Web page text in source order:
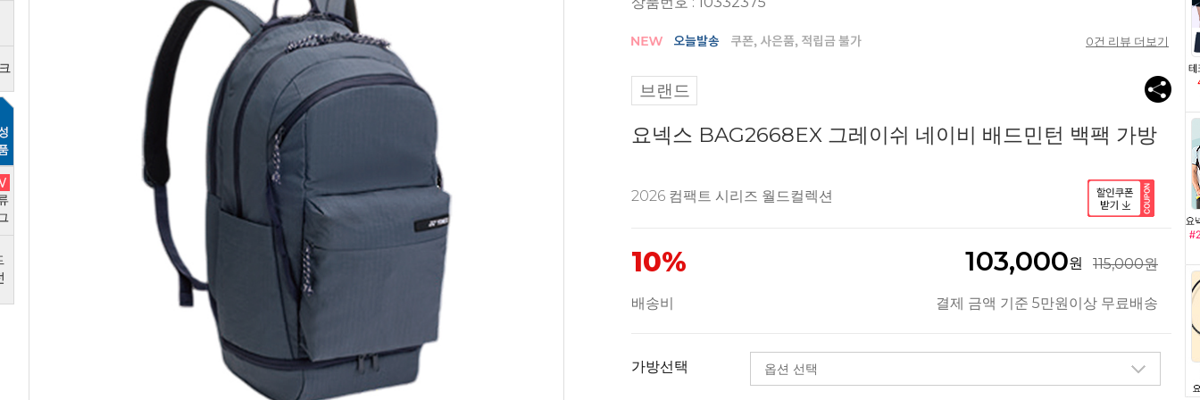
0건 리뷰 더보기
브랜드
요넥스 BAG2668EX 그레이쉬 네이비 배드민턴 백팩 가방
2026 컴팩트 시리즈 월드컬렉션
10% 103,000원 115,000원
배송비 결제 금액 기준 5만원이상 무료배송
가방선택